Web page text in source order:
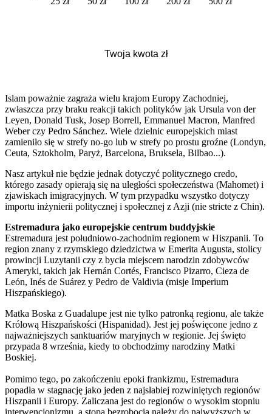
Islam poważnie zagraża wielu krajom Europy Zachodniej,
zwłaszcza przy braku reakcji takich polityków jak Ursula von der
Leyen, Donald Tusk, Josep Borrell, Emmanuel Macron, Manfred
Weber czy Pedro Sánchez. Wiele dzielnic europejskich miast
zamieniło się w strefy no-go lub w strefy po prostu groźne (Londyn,
Ceuta, Sztokholm, Paryż, Barcelona, Bruksela, Bilbao...).
Nasz artykuł nie będzie jednak dotyczyć politycznego credo,
którego zasady opierają się na uległości społeczeństwa (Mahomet) i
zjawiskach imigracyjnych. W tym przypadku wszystko dotyczy
importu inżynierii politycznej i społecznej z Azji (nie stricte z Chin).
Estremadura jako europejskie centrum buddyjskie
Estremadura jest południowo-zachodnim regionem w Hiszpanii. To
region znany z rzymskiego dziedzictwa w Emerita Augusta, stolicy
prowincji Luzytanii czy z bycia miejscem narodzin zdobywców
Ameryki, takich jak Hernán Cortés, Francisco Pizarro, Cieza de
León, Inés de Suárez y Pedro de Valdivia (misje Imperium
Hiszpańskiego).
Matka Boska z Guadalupe jest nie tylko patronką regionu, ale także
Królową Hiszpańskości (Hispanidad). Jest jej poświęcone jedno z
najważniejszych sanktuariów maryjnych w regionie. Jej święto
przypada 8 września, kiedy to obchodzimy narodziny Matki
Boskiej.
Pomimo tego, po zakończeniu epoki frankizmu, Estremadura
popadła w stagnację jako jeden z najsłabiej rozwiniętych regionów
Hiszpanii i Europy. Zaliczana jest do regionów o wysokim stopniu
interwencjonizmu, a stopa bezrobocia należy do najwyższych w